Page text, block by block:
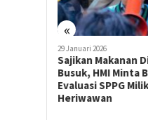
«
29 Januari 2026
Sajikan Makanan
Busuk, HMI Minta
Evaluasi SPPG Milik
Heriwawan